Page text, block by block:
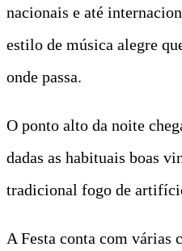
nacionais e até
estilo de música alegre
onde passa.
O ponto alto da noite
dadas as habituais boas
tradicional fogo de
A Festa conta com várias